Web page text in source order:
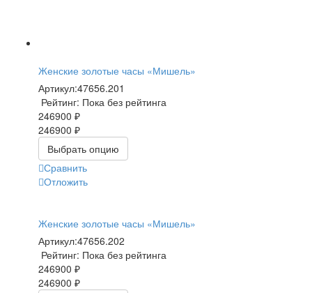
Женские золотые часы «Мишель»
Артикул:47656.201
Рейтинг: Пока без рейтинга
246900 ₽
246900 ₽
Выбрать опцию
Сравнить
Отложить
Женские золотые часы «Мишель»
Артикул:47656.202
Рейтинг: Пока без рейтинга
246900 ₽
246900 ₽